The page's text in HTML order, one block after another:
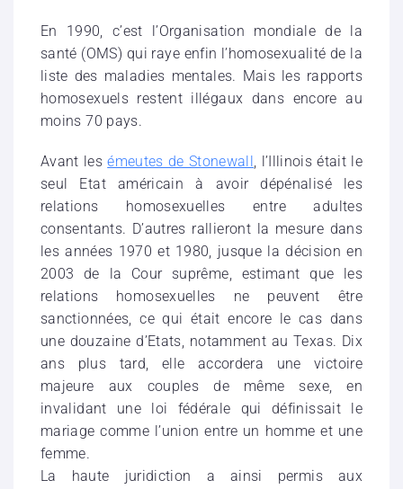
En 1990, c’est l’Organisation mondiale de la
santé (OMS) qui raye enfin l’homosexualité de la
liste des maladies mentales. Mais les rapports
homosexuels restent illégaux dans encore au
moins 70 pays.
Avant lesémeutes de Stonewall, l’Illinois était le
seul Etat américain à avoir dépénalisé les
relations homosexuelles entre adultes
consentants. D’autres rallieront la mesure dans
les années 1970 et 1980, jusque la décision en
2003 de la Cour suprême, estimant que les
relations homosexuelles ne peuvent être
sanctionnées, ce qui était encore le cas dans
une douzaine d’Etats, notamment au Texas. Dix
ans plus tard, elle accordera une victoire
majeure aux couples de même sexe, en
invalidant une loi fédérale qui définissait le
mariage comme l’union entre un homme et une
femme.
La haute juridiction a ainsi permis aux